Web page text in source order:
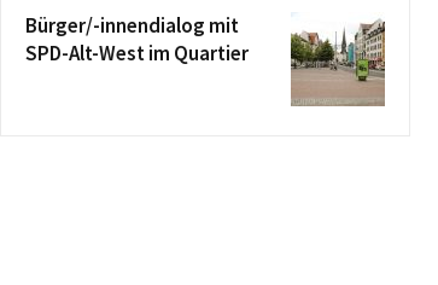
Bürger/-innendialog mit
SPD-Alt-West im Quartier